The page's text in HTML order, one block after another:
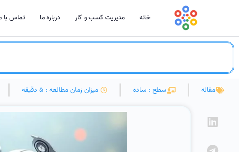
خانه مدیریت کسب و کار درباره ما تماس با
مقاله سطح : ساده میزان زمان مطالعه : 5 دقیقه